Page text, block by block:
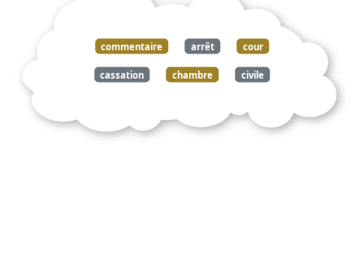
commentaire arrêt cour
cassation chambre civile